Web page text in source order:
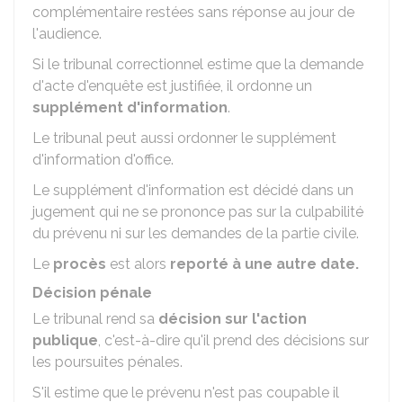
complémentaire restées sans réponse au jour de
l'audience.
Si le tribunal correctionnel estime que la demande
d'acte d'enquête est justifiée, il ordonne un
supplément d'information.
Le tribunal peut aussi ordonner le supplément
d'information d'office.
Le supplément d'information est décidé dans un
jugement qui ne se prononce pas sur la culpabilité
du prévenu ni sur les demandes de la partie civile.
Le procès est alors reporté à une autre date.
Décision pénale
Le tribunal rend sa décision sur l'action
publique, c'est-à-dire qu'il prend des décisions sur
les poursuites pénales.
S'il estime que le prévenu n'est pas coupable il